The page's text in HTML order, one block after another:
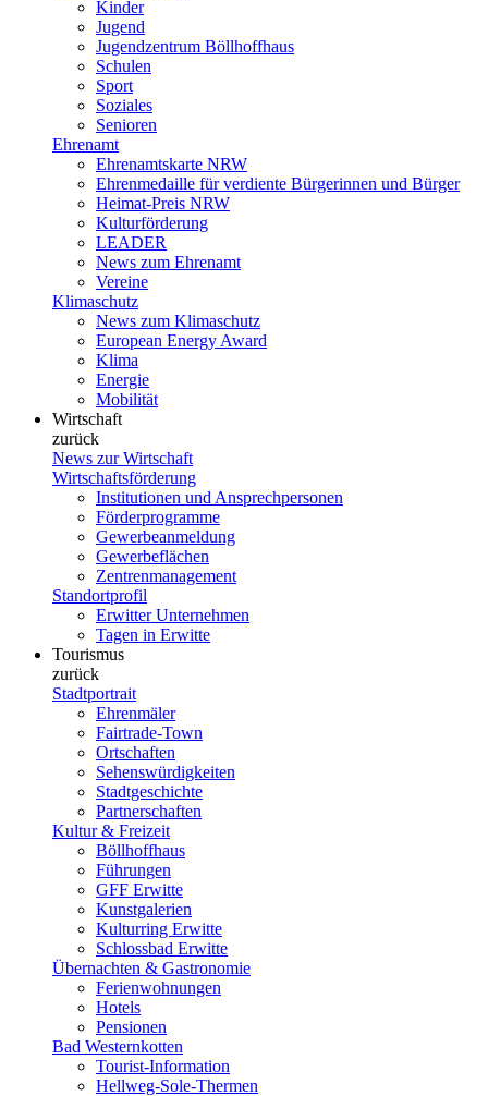
Kinder
Jugend
Jugendzentrum Böllhoffhaus
Schulen
Sport
Soziales
Senioren
Ehrenamt
Ehrenamtskarte NRW
Ehrenmedaille für verdiente Bürgerinnen und Bürger
Heimat-Preis NRW
Kulturförderung
LEADER
News zum Ehrenamt
Vereine
Klimaschutz
News zum Klimaschutz
European Energy Award
Klima
Energie
Mobilität
Wirtschaft
zurück
News zur Wirtschaft
Wirtschaftsförderung
Institutionen und Ansprechpersonen
Förderprogramme
Gewerbeanmeldung
Gewerbeflächen
Zentrenmanagement
Standortprofil
Erwitter Unternehmen
Tagen in Erwitte
Tourismus
zurück
Stadtportrait
Ehrenmäler
Fairtrade-Town
Ortschaften
Sehenswürdigkeiten
Stadtgeschichte
Partnerschaften
Kultur & Freizeit
Böllhoffhaus
Führungen
GFF Erwitte
Kunstgalerien
Kulturring Erwitte
Schlossbad Erwitte
Übernachten & Gastronomie
Ferienwohnungen
Hotels
Pensionen
Bad Westernkotten
Tourist-Information
Hellweg-Sole-Thermen